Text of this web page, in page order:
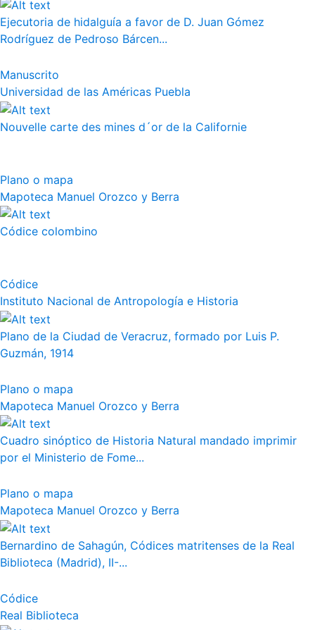
Ejecutoria de hidalguía a favor de D. Juan Gómez
Rodríguez de Pedroso Bárcen...
Manuscrito
Universidad de las Américas Puebla
Nouvelle carte des mines d´or de la Californie
Plano o mapa
Mapoteca Manuel Orozco y Berra
Códice colombino
Códice
Instituto Nacional de Antropología e Historia
Plano de la Ciudad de Veracruz, formado por Luis P.
Guzmán, 1914
Plano o mapa
Mapoteca Manuel Orozco y Berra
Cuadro sinóptico de Historia Natural mandado imprimir
por el Ministerio de Fome...
Plano o mapa
Mapoteca Manuel Orozco y Berra
Bernardino de Sahagún, Códices matritenses de la Real
Biblioteca (Madrid), II-...
Códice
Real Biblioteca